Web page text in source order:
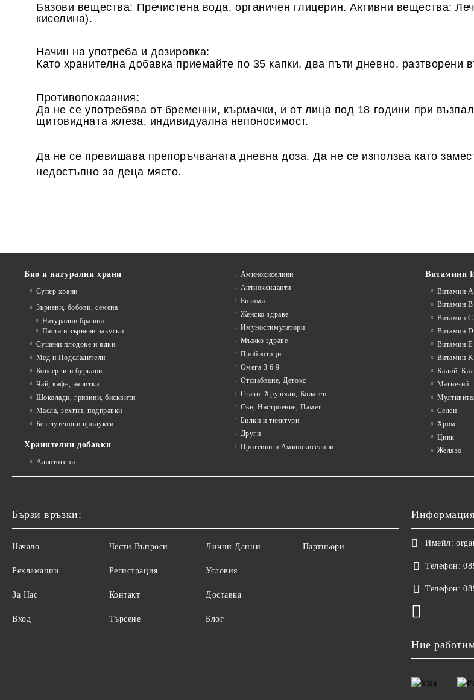
Базови вещества: Пречистена вода, органичен глицерин. Активни вещества:
киселина).
Начин на употреба и дозировка:
Като хранителна добавка приемайте по 35 капки, два пъти дневно, разтворени
Противопоказания:
Да не се употребява от бременни, кърмачки, и от лица под 18 години при
щитовидната жлеза, индивидуална непоносимост.
Да не се превишава препоръчваната дневна доза. Да не се използва като
недостъпно за деца място.
Био и натурални храни
Супер храни
Зърнени, бобови, семена
Натурални брашна
Паста и зърнени закуски
Сушени плодове и ядки
Мед и Подсладители
Консерви и буркани
Чай, кафе, напитки
Шоколади, гризини, бисквити
Масла, зехтин, подправки
Безглутенови продукти
Хранителни добавки
Адаптогени
Аминокиселини
Антиоксиданти
Ензими
Женско здраве
Имуностимулатори
Мъжко здраве
Пробиотици
Омега 3 6 9
Отслабване, Детокс
Стави, Хрущяли, Колаген
Сън, Настроение, Памет
Билки и тинктури
Други
Протеини и Аминокиселини
Витамини
Витамин А
Витамин B
Витамин C
Витамин D
Витамин E
Витамин K
Калий,
Магнезий
Селен
Хром
Цинк
Желязо
Бързи връзки:
Начало
Рекламации
За Нас
Вход
Чести Въпроси
Регистрация
Контакт
Търсене
Лични Данни
Условия
Доставка
Блог
Партньори
Информация
Имейл:
Телефон:
Телефон:
Ние